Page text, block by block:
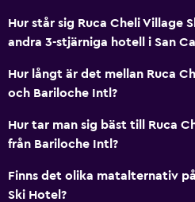
Hur står sig Ruca Cheli Village
andra 3-stjärniga hotell i San
Hur långt är det mellan Ruca
och Bariloche Intl?
Hur tar man sig bäst till Ruca
från Bariloche Intl?
Finns det olika matalternativ
Ski Hotel?